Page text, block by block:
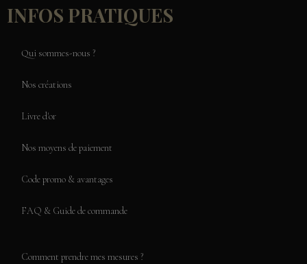
INFOS PRATIQUES
Qui sommes-nous ?
Nos créations
Livre d'or
Nos moyens de paiement
Code promo & avantages
FAQ & Guide de commande
Comment prendre mes mesures ?